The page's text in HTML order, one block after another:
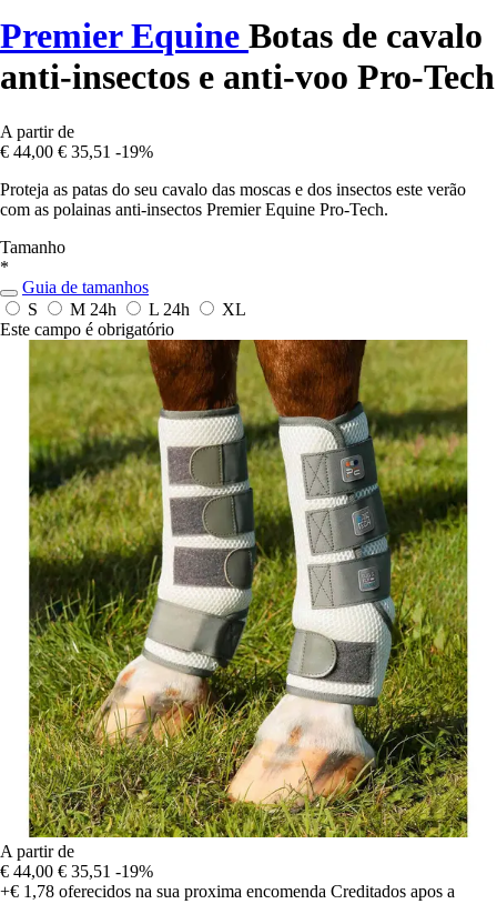
Premier Equine Botas de cavalo
anti-insectos e anti-voo Pro-Tech
A partir de
€ 44,00 € 35,51 -19%
Proteja as patas do seu cavalo das moscas e dos insectos este verão
com as polainas anti-insectos Premier Equine Pro-Tech.
Tamanho
*
Guia de tamanhos
S
M 24h L 24h
XL
Este campo é obrigatório
A partir de
€ 44,00 € 35,51 -19%
+€ 1,78 oferecidos na sua proxima encomenda Creditados apos a